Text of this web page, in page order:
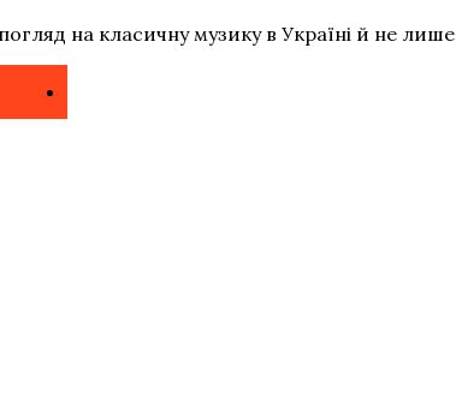
на класичну музику в Україні й не лише